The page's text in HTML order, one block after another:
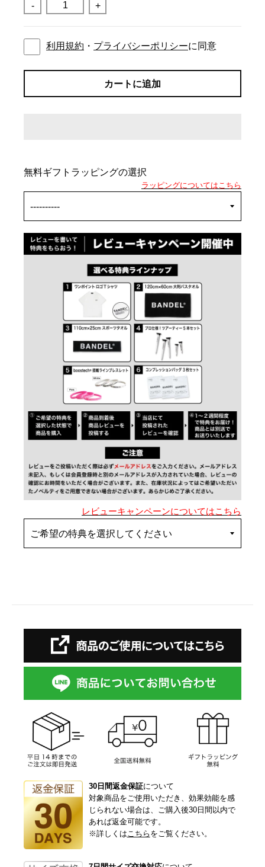
- +
利用規約 ・ プライバシーポリシーに同意
カートに追加
無料ギフトラッピングの選択
ラッピングについてはこちら
レビューキャンペーンについてはこちら
30日間返金保証について
対象商品をご使用いただき、効果効能を感
じられない場合は、ご購入後30日間以内で
あれば返金可能です。
※詳しくはこちら をご覧ください。